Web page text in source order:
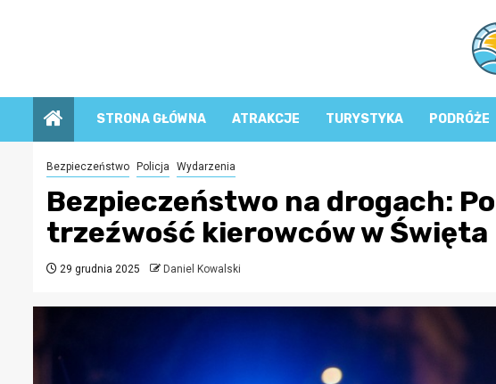
STRONA GŁÓWNA ATRAKCJE TURYSTYKA PODRÓŻE
Bezpieczeństwo Policja Wydarzenia
Bezpieczeństwo na drogach:
trzeźwość kierowców w Święta
29 grudnia 2025 Daniel Kowalski